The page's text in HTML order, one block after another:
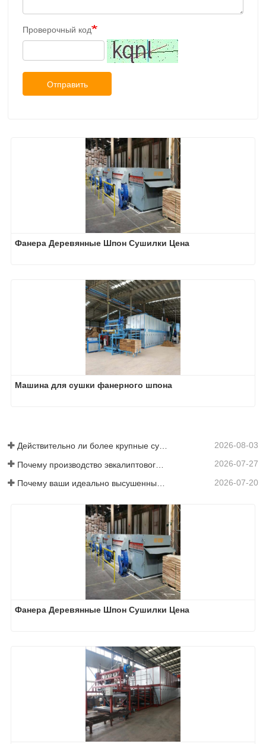
Проверочный код
Отправить
Фанера Деревянные Шпон Сушилки Цена
Машина для сушки фанерного шпона
Действительно ли более крупные сушилки для шпона экономят деньги? 2026-08-03
2026-07-27
2026-07-20
Фанера Деревянные Шпон Сушилки Цена